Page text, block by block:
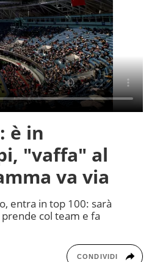
è in
"vaffa" al
va via
entra in top 100: sarà
col team e fa
CONDIVIDI